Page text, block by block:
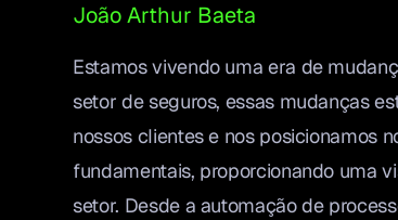
João Arthur Baeta
Estamos vivendo uma era de
setor de seguros, essas mudanças
nossos clientes e nos posicionamos
fundamentais, proporcionando uma
setor. Desde a automação de